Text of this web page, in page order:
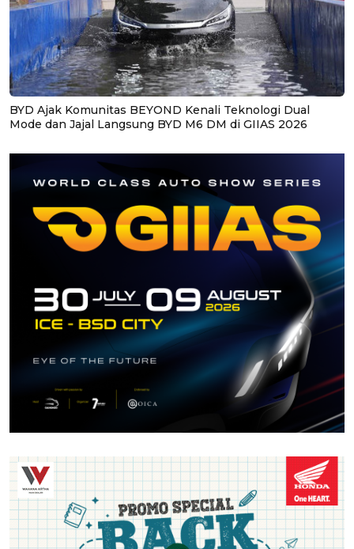
BYD Ajak Komunitas BEYOND Kenali Teknologi Dual
Mode dan Jajal Langsung BYD M6 DM di GIIAS 2026